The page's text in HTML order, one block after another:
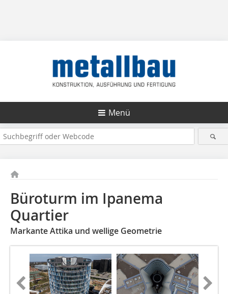
Menü
Büroturm im Ipanema
Quartier
Markante Attika und wellige Geometrie